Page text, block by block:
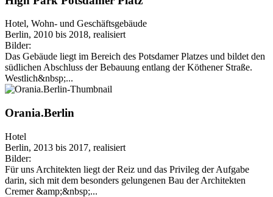
Hotel, Wohn- und Geschäftsgebäude
Berlin, 2010 bis 2018, realisiert
Bilder:
Das Gebäude liegt im Bereich des Potsdamer Platzes und bildet den
südlichen Abschluss der Bebauung entlang der Köthener Straße.
Westlich&nbsp;...
Orania.Berlin
Hotel
Berlin, 2013 bis 2017, realisiert
Bilder:
Für uns Architekten liegt der Reiz und das Privileg der Aufgabe
darin, sich mit dem besonders gelungenen Bau der Architekten
Cremer &amp;&nbsp;...